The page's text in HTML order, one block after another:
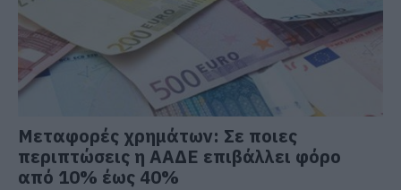
Μεταφορές χρημάτων: Σε ποιες
περιπτώσεις η ΑΑΔΕ επιβάλλει φόρο
από 10% έως 40%